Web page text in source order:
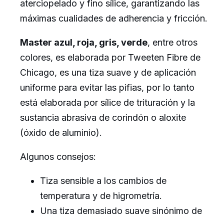
aterciopelado y fino sílice, garantizando las
máximas cualidades de adherencia y fricción.
Master azul, roja, gris, verde, entre otros
colores, es elaborada por Tweeten Fibre de
Chicago, es una tiza suave y de aplicación
uniforme para evitar las pifias, por lo tanto
está elaborada por sílice de trituración y la
sustancia abrasiva de corindón o aloxite
(óxido de aluminio).
Algunos consejos:
Tiza sensible a los cambios de
temperatura y de higrometría.
Una tiza demasiado suave sinónimo de